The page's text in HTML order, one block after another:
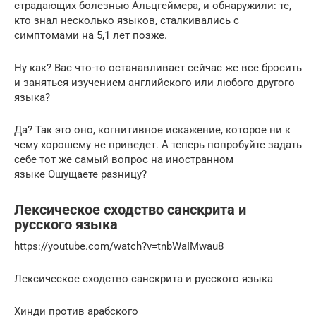
страдающих болезнью Альцгеймера, и обнаружили: те,
кто знал несколько языков, сталкивались с
симптомами на 5,1 лет позже.
Ну как? Вас что-то останавливает сейчас же все бросить
и заняться изучением английского или любого другого
языка?
Да? Так это оно, когнитивное искажение, которое ни к
чему хорошему не приведет. А теперь попробуйте задать
себе тот же самый вопрос на иностранном
языке Ощущаете разницу?
Лексическое сходство санскрита и
русского языка
https://youtube.com/watch?v=tnbWaIMwau8
Лексическое сходство санскрита и русского языка
Хинди против арабского